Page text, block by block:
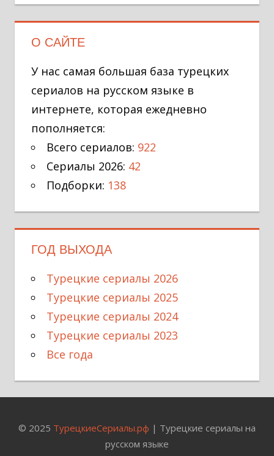
О САЙТЕ
У нас самая большая база турецких
сериалов на русском языке в
интернете, которая ежедневно
пополняется:
Всего сериалов: 922
Сериалы 2026: 42
Подборки: 138
ГОД ВЫХОДА
Турецкие сериалы 2026
Турецкие сериалы 2025
Турецкие сериалы 2024
Турецкие сериалы 2023
Все года
© 2025 ТурецкиеСериалы.рф | Турецкие сериалы на
русском языке